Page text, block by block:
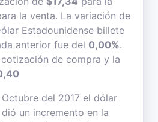
la venta. La variación de
Estadounidense billete
anterior fue del 0,00%.
de compra y la
del 2017 el dólar
un incremento en la